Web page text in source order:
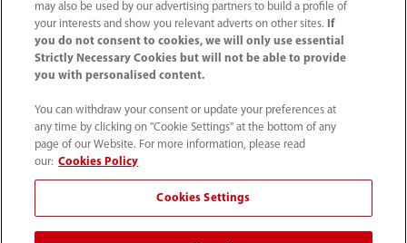
Información de contacto
may also be used by our advertising partners to build a profile of
your interests and show you relevant adverts on other sites.
If
you do not consent to cookies, we will only use essential
Strictly Necessary Cookies but will not be able to provide
you with personalised content.
You can withdraw your consent or update your preferences at
any time by clicking on "Cookie Settings" at the bottom of any
page of our Website. For more information, please read
our: Cookies Policy
Cookies Settings